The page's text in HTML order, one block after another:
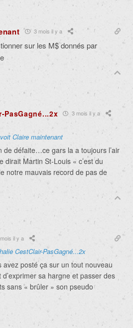
3 mois il y a
sur les M$ donnés par
PasGagné...2x 3 mois il y a
Claire maintenant
de défaite…ce gars la a toujours l’air
Martin St-Louis « c’est du
notre mauvais record de pas de
il y a
CestClair-PasGagné...2x
avez posté ça sur un tout nouveau
sa hargne et passer des
sans « brûler » son pseudo